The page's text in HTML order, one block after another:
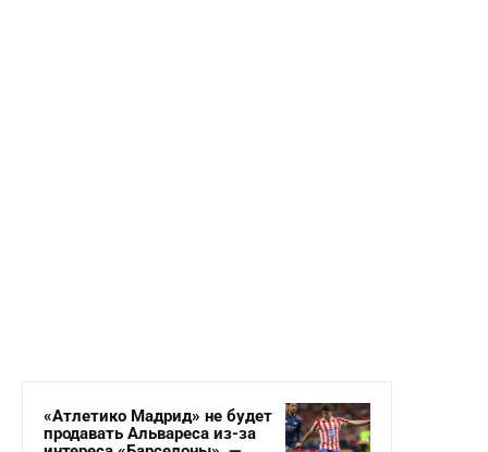
«Атлетико Мадрид» не будет
продавать Альвареса из-за